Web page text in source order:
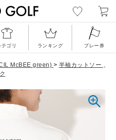
テゴリ ランキング プレー券
McBEE green) > 半袖カットソー 、